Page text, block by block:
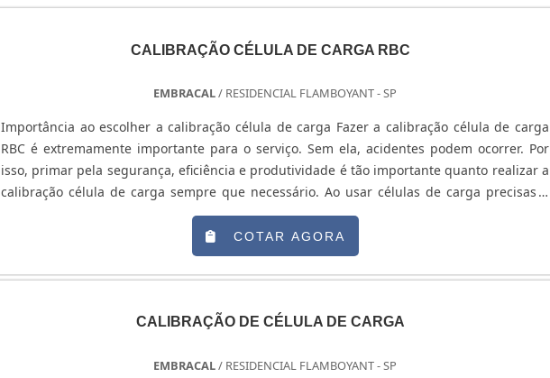
CALIBRAÇÃO CÉLULA DE CARGA RBC
EMBRACAL/ RESIDENCIAL FLAMBOYANT - SP
Importância ao escolher a calibração célula de carga Fazer a calibração célula de carga
RBC é extremamente importante para o serviço. Sem ela, acidentes podem ocorrer. Por
isso, primar pela segurança, eficiência e produtividade é tão importante quanto realizar a
calibração célula de carga sempre que necessário. Ao usar células de carga precisas e
certificadas você vai estar evitando falhas e reduzindo riscos. é importante que a
COTAR AGORA
CALIBRAÇÃO DE CÉLULA DE CARGA
EMBRACAL/ RESIDENCIAL FLAMBOYANT - SP